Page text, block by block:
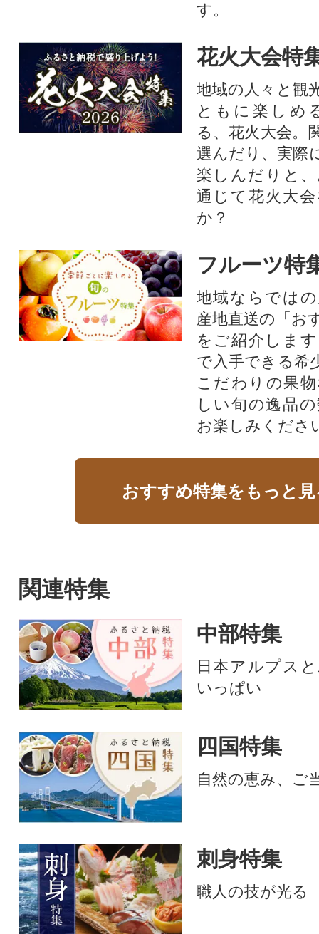
す。​
花火大会特
地域の人々と観
ともに楽しめ
る、花火大会。
選んだり、実際
楽しんだりと
通じて花火大
か？​
フルーツ特
地域ならでは
産地直送の「お
をご紹介しま
で入手できる希
こだわりの果
しい旬の逸品
お楽しみくださ
おすすめ特集をもっと
関連特集
中部特集
日本アルプス
いっぱい
四国特集
自然の恵み、ご
刺身特集
職人の技が光